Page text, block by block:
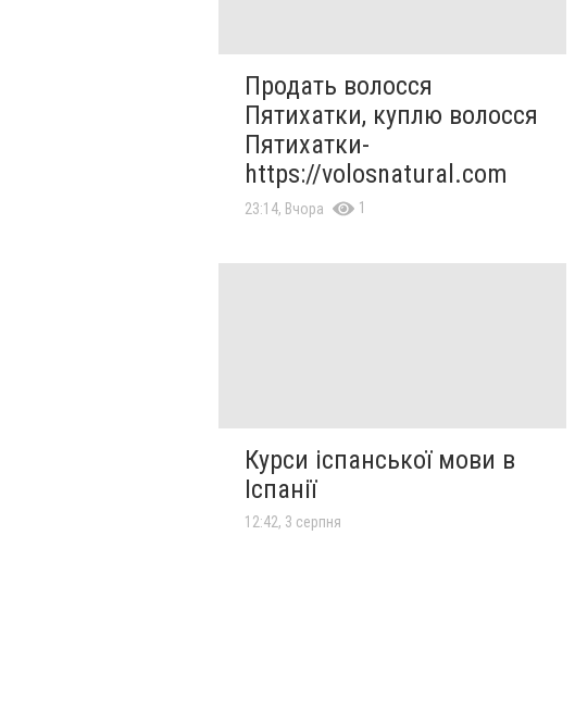
Продать волосся
Пятихатки, куплю волосся
Пятихатки-
https://volosnatural.com
23:14, Вчора 1
Курси іспанської мови в
Іспанії
12:42, 3 серпня